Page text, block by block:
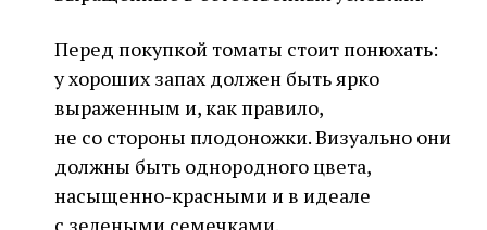
Перед покупкой томаты стоит понюхать:
у хороших запах должен быть ярко
выраженным и, как правило,
не со стороны плодоножки. Визуально они
должны быть однородного цвета,
насыщенно-красными и в идеале